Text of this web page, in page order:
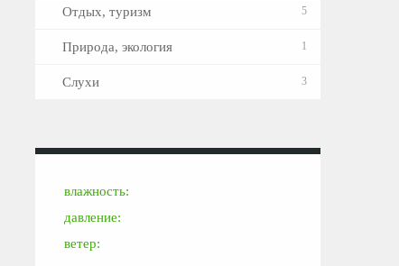
Отдых, туризм 5
Природа, экология 1
Слухи 3
влажность:
давление:
ветер: